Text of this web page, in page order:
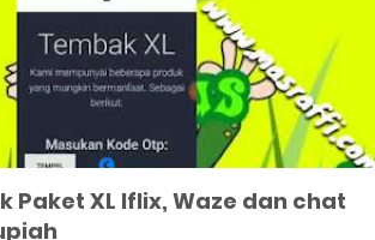
Paket XL Iflix, Waze dan chat